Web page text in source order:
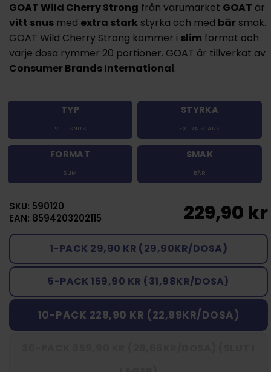
GOAT Wild Cherry Strong från varumärket GOAT är
vitt snus med extra stark styrka och med bär smak.
GOAT Wild Cherry Strong kommer i slim format och
varje dosa rymmer 20 portioner. GOAT är tillverkat av
Consumer Brands International.
TYP
VITT SNUS
STYRKA
EXTRA STARK
FORMAT
SLIM
SMAK
BÄR
SKU: 590120
EAN: 8594203202115
229,90 kr
1-PACK 29,90 KR (29,90KR/DOSA)
5-PACK 159,90 KR (31,98KR/DOSA)
10-PACK 229,90 KR (22,99KR/DOSA)